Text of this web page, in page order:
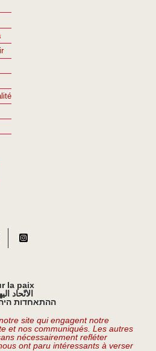
la paix
الاتّحاد
ההתאחדות
site qui engagent notre
et nos communiqués. Les autres
nécessairement refléter
ont paru intéressants à verser